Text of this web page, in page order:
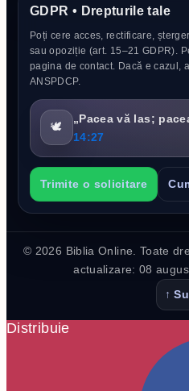
GDPR • Drepturile tale
Poți cere acces, rectificare,
sau opoziție (art. 15–21 GDPR).
pagina de contact. Dacă e cazul,
ANSPDCP.
🕊️
„Pacea vă las;
14:27
Trimite o solicitare
© 2026 Biblia Online. Toate
actualizare: 08
↑
Distribuie